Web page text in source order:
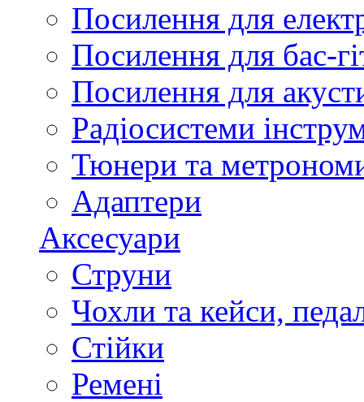
Посилення для
Посилення для бас-
Посилення для
Радіосистеми
Тюнери та
Адаптери
Аксесуари
Струни
Чохли та кейси,
Стійки
Ремені